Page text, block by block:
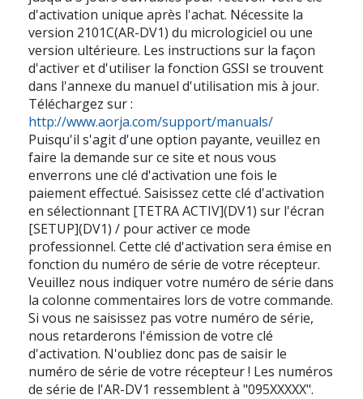
d'activation unique après l'achat. Nécessite la
version 2101C(AR-DV1) du micrologiciel ou une
version ultérieure. Les instructions sur la façon
d'activer et d'utiliser la fonction GSSI se trouvent
dans l'annexe du manuel d'utilisation mis à jour.
Téléchargez sur :
http://www.aorja.com/support/manuals/
Puisqu'il s'agit d'une option payante, veuillez en
faire la demande sur ce site et nous vous
enverrons une clé d'activation une fois le
paiement effectué. Saisissez cette clé d'activation
en sélectionnant [TETRA ACTIV](DV1) sur l'écran
[SETUP](DV1) / pour activer ce mode
professionnel. Cette clé d'activation sera émise en
fonction du numéro de série de votre récepteur.
Veuillez nous indiquer votre numéro de série dans
la colonne commentaires lors de votre commande.
Si vous ne saisissez pas votre numéro de série,
nous retarderons l'émission de votre clé
d'activation. N'oubliez donc pas de saisir le
numéro de série de votre récepteur ! Les numéros
de série de l'AR-DV1 ressemblent à "095XXXXX".